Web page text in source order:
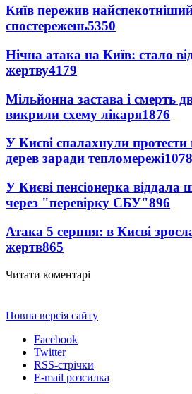
Київ пережив найспекотніший
спостережень5350
Нічна атака на Київ: стало
жертву4179
Мільйонна застава і смерть
викрили схему лікаря1876
У Києві спалахнули
дерев заради тепломережі1078
У Києві пенсіонерка віддала
через "перевірку СБУ"896
Атака 5 серпня: в Києві
жертв865
Читати коментарі
Повна версія сайту
Facebook
Twitter
RSS-стрічки
E-mail розсилка